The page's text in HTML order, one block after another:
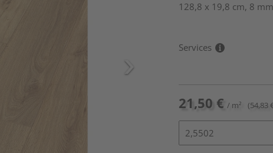
128,8 x 19,8 cm, 8
Services
21,50 € / m² (54,83